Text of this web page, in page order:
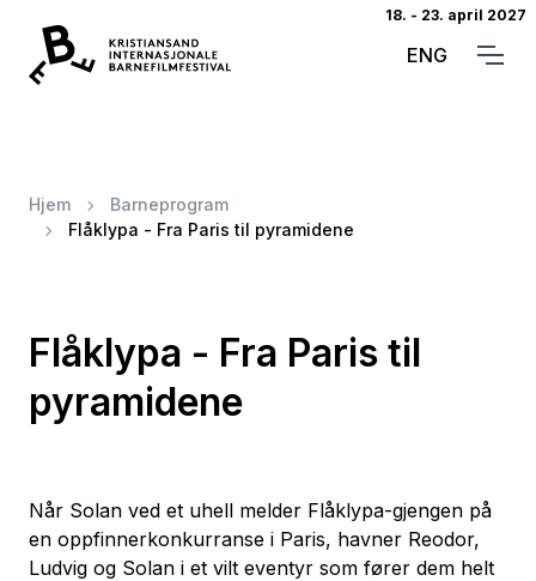
18. - 23. april 2027
ENG
Hjem
Barneprogram
Flåklypa - Fra Paris til pyramidene
Flåklypa - Fra Paris til
pyramidene
Når Solan ved et uhell melder Flåklypa-gjengen på
en oppfinnerkonkurranse i Paris, havner Reodor,
Ludvig og Solan i et vilt eventyr som fører dem helt